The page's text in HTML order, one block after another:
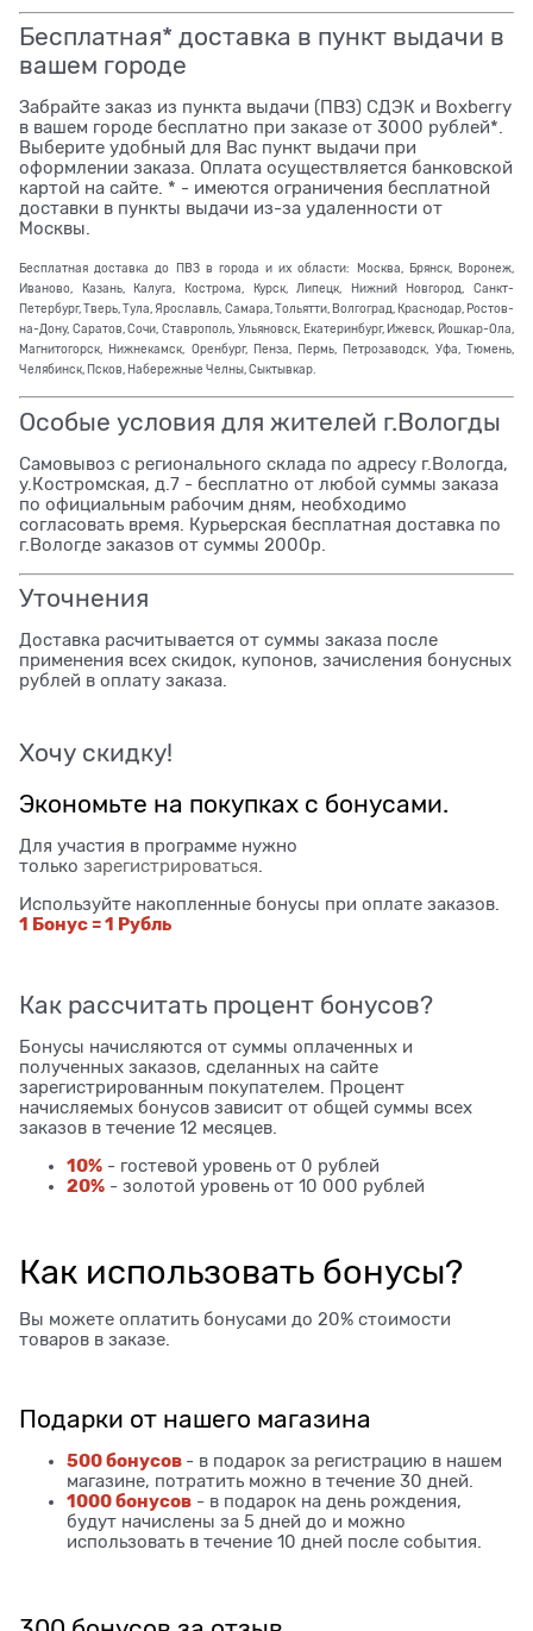
Бесплатная* доставка в пункт выдачи в
вашем городе
Забрайте заказ из пункта выдачи (ПВЗ) СДЭК и Boxberry
в вашем городе бесплатно при заказе от 3000 рублей*.
Выберите удобный для Вас пункт выдачи при
оформлении заказа. Оплата осуществляется банковской
картой на сайте. * - имеются ограничения бесплатной
доставки в пункты выдачи из-за удаленности от
Москвы.
Бесплатная доставка до ПВЗ в города и их области: Москва, Брянск, Воронеж,
Иваново, Казань, Калуга, Кострома, Курск, Липецк, Нижний Новгород, Санкт-
Петербург, Тверь, Тула, Ярославль, Самара, Тольятти, Волгоград, Краснодар, Ростов-
на-Дону, Саратов, Сочи, Ставрополь, Ульяновск, Екатеринбург, Ижевск, Йошкар-Ола,
Магнитогорск, Нижнекамск, Оренбург, Пенза, Пермь, Петрозаводск, Уфа, Тюмень,
Челябинск, Псков, Набережные Челны, Сыктывкар.
Особые условия для жителей г.Вологды
Самовывоз с регионального склада по адресу г.Вологда,
у.Костромская, д.7 - бесплатно от любой суммы заказа
по официальным рабочим дням, необходимо
согласовать время. Курьерская бесплатная доставка по
г.Вологде заказов от суммы 2000р.
Уточнения
Доставка расчитывается от суммы заказа после
применения всех скидок, купонов, зачисления бонусных
рублей в оплату заказа.
Хочу скидку!
Экономьте на покупках с бонусами.
Для участия в программе нужно
только зарегистрироваться
Используйте накопленные бонусы при оплате заказов.
1 Бонус = 1 Рубль
Как рассчитать процент бонусов?
Бонусы начисляются от суммы оплаченных и
полученных заказов, сделанных на сайте
зарегистрированным покупателем. Процент
начисляемых бонусов зависит от общей суммы всех
заказов в течение 12 месяцев.
10% - гостевой уровень от 0 рублей
20% - золотой уровень от 10 000 рублей
Как использовать бонусы?
Вы можете оплатить бонусами до 20% стоимости
товаров в заказе.
Подарки от нашего магазина
500 бонусов - в подарок за регистрацию в нашем
магазине, потратить можно в течение 30 дней.
1000 бонусов - в подарок на день рождения,
будут начислены за 5 дней до и можно
использовать в течение 10 дней после события.